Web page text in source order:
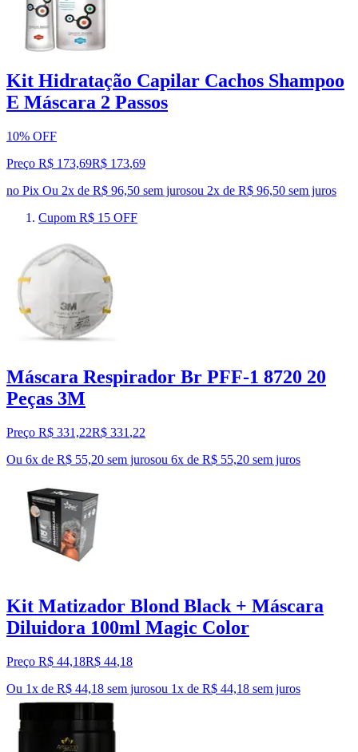
Kit Hidratação Capilar Cachos Shampoo
E Máscara 2 Passos
10% OFF
Preço R$ 173,69R$ 173,69
no Pix Ou 2x de R$ 96,50 sem jurosou 2x de R$ 96,50 sem juros
Cupom R$ 15 OFF
Máscara Respirador Br PFF-1 8720 20
Peças 3M
Preço R$ 331,22R$ 331 ,22
Ou 6x de R$ 55,20 sem jurosou 6x de R$ 55,20 sem juros
Kit Matizador Blond Black + Máscara
Diluidora 100ml Magic Color
Preço R$ 44,18R$ 44,18
Ou 1x de R$ 44,18 sem jurosou 1x de R$ 44,18 sem juros